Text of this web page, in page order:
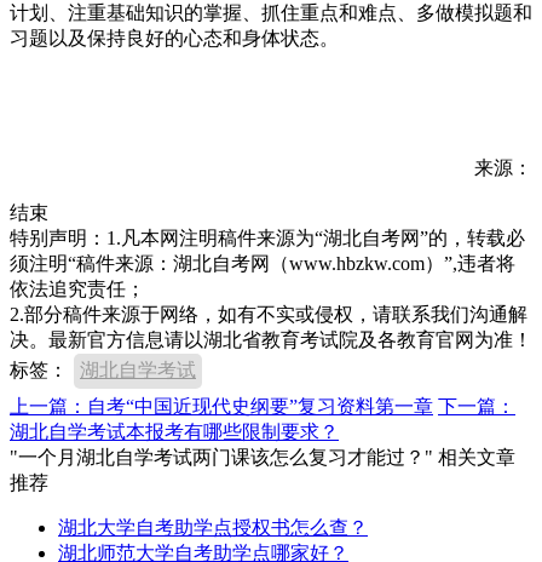
计划、注重基础知识的掌握、抓住重点和难点、多做模拟题和
习题以及保持良好的心态和身体状态。
来源：
结束
特别声明：1.凡本网注明稿件来源为“湖北自考网”的，转载必
须注明“稿件来源：湖北自考网（www.hbzkw.com）”,违者将
依法追究责任；
2.部分稿件来源于网络，如有不实或侵权，请联系我们沟通解
决。最新官方信息请以湖北省教育考试院及各教育官网为准！
标签：
湖北自学考试
上一篇：自考“中国近现代史纲要”复习资料第一章 下一篇：
湖北自学考试本报考有哪些限制要求？
"一个月湖北自学考试两门课该怎么复习才能过？" 相关文章
推荐
湖北大学自考助学点授权书怎么查？
湖北师范大学自考助学点哪家好？